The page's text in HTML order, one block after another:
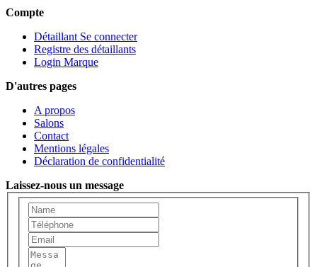
Compte
Détaillant Se connecter
Registre des détaillants
Login Marque
D'autres pages
A propos
Salons
Contact
Mentions légales
Déclaration de confidentialité
Laissez-nous un message